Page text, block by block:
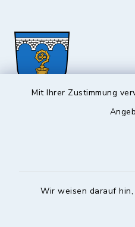
Mit Ihrer Zustimmung
Wir weisen darauf
Hochstadt a.Main
96272 Hochstadt
09574 6236-42